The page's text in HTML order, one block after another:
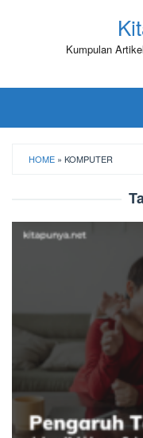
Kumpulan
HOME » KOMPUTER